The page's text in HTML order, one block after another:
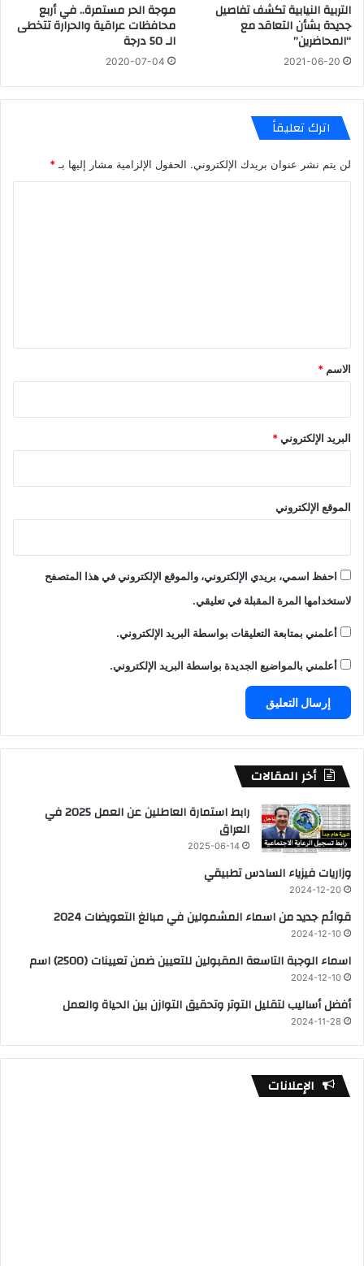
التربية النيابية تكشف تفاصيل
جديدة بشأن التعاقد مع
“المحاضرين”
2021-06-20
موجة الحر مستمرة.. في أربع
محافظات عراقية والحرارة تتخطى
الـ 50 درجة
2020-07-04
اترك تعليقاً
لن يتم نشر عنوان بريدك الإلكتروني. الحقول الإلزامية مشار إليها بـ *
*
الاسم *
البريد الإلكتروني*
الموقع الإلكتروني
احفظ اسمي، بريدي الإلكتروني، والموقع الإلكتروني في هذا المتصفح
لاستخدامها المرة المقبلة في تعليقي.
أعلمني بمتابعة التعليقات بواسطة البريد الإلكتروني.
أعلمني بالمواضيع الجديدة بواسطة البريد الإلكتروني.
أخر المقالات
رابط استمارة العاطلين عن العمل 2025 في
العراق
2025-06-14
وزاريات فيزياء السادس تطبيقي
2024-12-20
قوائم جديد من اسماء المشمولين في مبالغ التعويضات 2024
2024-12-10
اسماء الوجبة التاسعة المقبولين للتعيين ضمن تعيينات (2500) اسم
2024-12-10
أفضل أساليب لتقليل التوتر وتحقيق التوازن بين الحياة والعمل
2024-11-28
الإعلانات